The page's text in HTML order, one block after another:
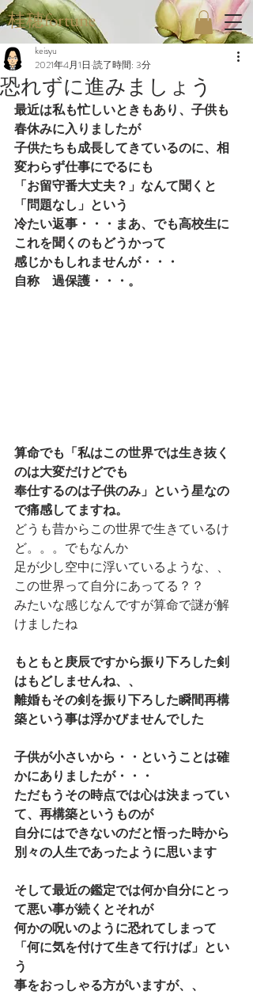
桂穂fortune
恐れずに進みましょう
keisyu
2021年4月1日 読了時間: 3分
最近は私も忙しいときもあり、子供も
春休みに入りましたが
子供たちも成長してきているのに、相
変わらず仕事にでるにも
「お留守番大丈夫？」なんて聞くと
「問題なし」という
冷たい返事・・・まあ、でも高校生に
これを聞くのもどうかって
感じかもしれませんが・・・
自称　過保護・・・。
算命でも 「私はこの世界では生き抜く
のは大変だけどでも
奉仕するのは子供のみ」 という星なの
で痛感してますね。
どうも昔からこの世界で生きているけ
ど。。。でもなんか
足が少し空中に浮いているような、、
この世界って自分にあってる？？
みたいな感じなんですが算命で謎が解
けましたね
もともと庚辰ですから振り下ろした剣
はもどしませんね、、
離婚もその剣を振り下ろした瞬間再構
築という事は浮かびませんでした
子供が小さいから・・ということは確
かにありましたが・・・
ただもうその時点では心は決まってい
て、再構築というものが
自分にはできないのだと悟った時から
別々の人生であったように思います
そして最近の鑑定では何か自分にとっ
て悪い事が続くとそれが
何かの呪いのように恐れてしまって
「何に気を付けて生きて行けば」とい
う
事をおっしゃる方がいますが、、